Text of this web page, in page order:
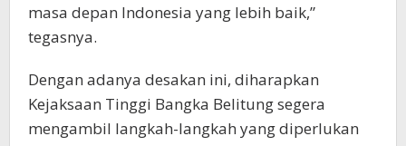
masa depan Indonesia yang lebih baik,”
tegasnya.
Dengan adanya desakan ini, diharapkan
Kejaksaan Tinggi Bangka Belitung segera
mengambil langkah-langkah yang diperlukan